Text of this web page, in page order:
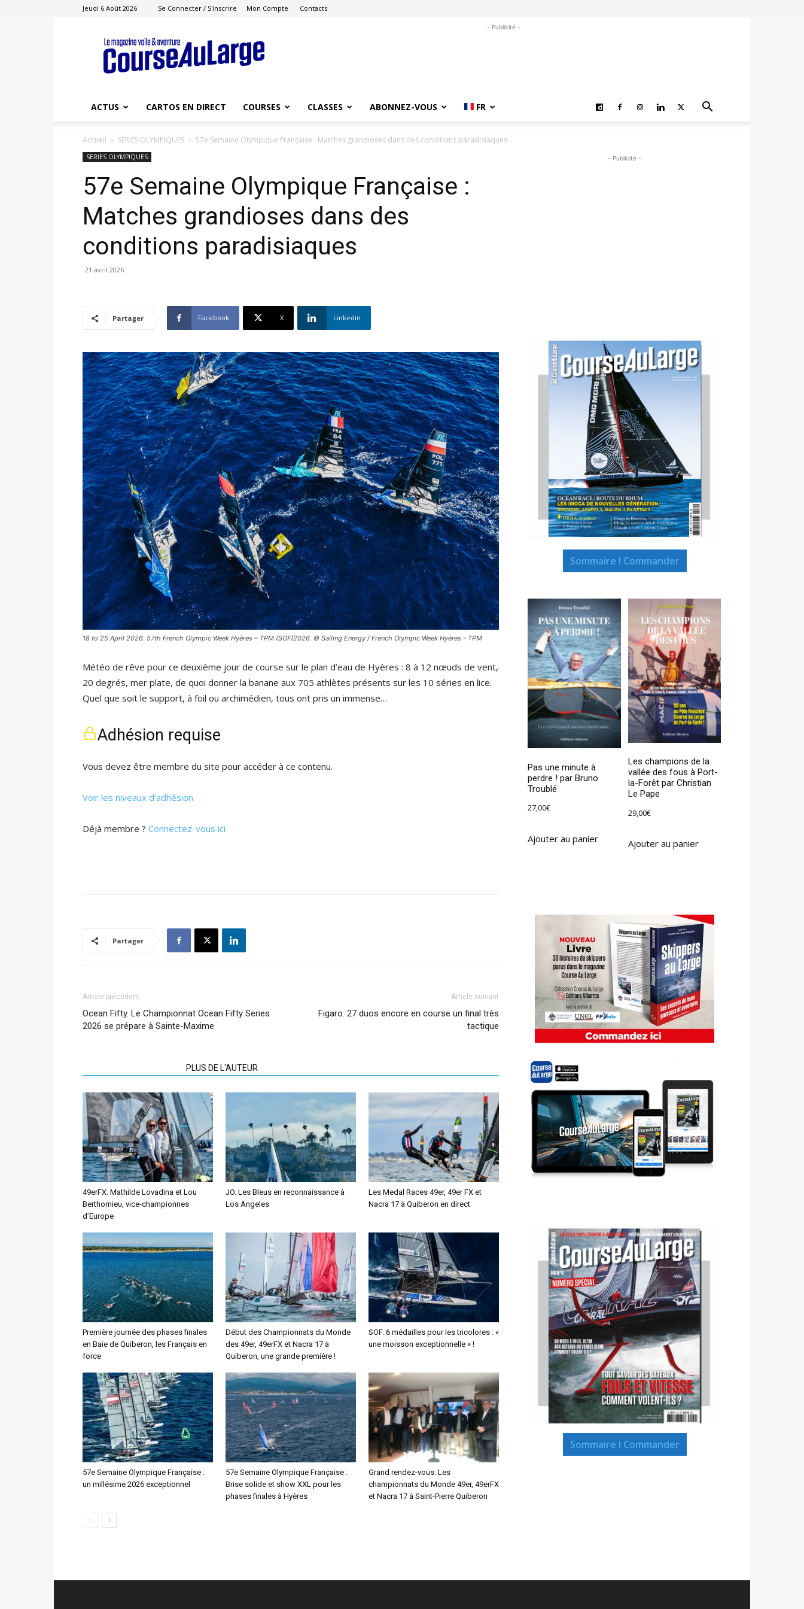
Jeudi 6 Août 2026 Se Connecter / S'inscrire Mon Compte Contacts
Course
au
Large
- Publicité -
ACTUS CARTOS EN DIRECT COURSES CLASSES ABONNEZ-VOUS FR
Accueil SERIES OLYMPIQUES 57e Semaine Olympique Française : Matches grandioses dans des conditions paradisiaques
SERIES OLYMPIQUES
57e Semaine Olympique Française :
Matches grandioses dans des
conditions paradisiaques
21 avril 2026
Partager Facebook X Linkedin
18 to 25 April 2026. 57th French Olympic Week Hyères – TPM (SOF)2026. © Sailing Energy / French Olympic Week Hyères - TPM
Météo de rêve pour ce deuxième jour de course sur le plan d’eau de Hyères : 8 à 12 nœuds de vent,
20 degrés, mer plate, de quoi donner la banane aux 705 athlètes présents sur les 10 séries en lice.
Quel que soit le support, à foil ou archimédien, tous ont pris un immense…
Adhésion requise
Vous devez être membre du site pour accéder à ce contenu.
Voir les niveaux d’adhésion
Déjà membre ? Connectez-vous ici
Partager
Article précédent
Ocean Fifty. Le Championnat Ocean Fifty Series
2026 se prépare à Sainte-Maxime
Article suivant
Figaro. 27 duos encore en course un final très
tactique
PLUS DE L'AUTEUR
49erFX. Mathilde Lovadina et Lou
Berthomieu, vice-championnes
d’Europe
JO. Les Bleus en reconnaissance à
Los Angeles
Les Medal Races 49er, 49er FX et
Nacra 17 à Quiberon en direct
Première journée des phases finales
en Baie de Quiberon, les Français en
force
Début des Championnats du Monde
des 49er, 49erFX et Nacra 17 à
Quiberon, une grande première !
SOF. 6 médailles pour les tricolores : «
une moisson exceptionnelle » !
57e Semaine Olympique Française :
un millésime 2026 exceptionnel
57e Semaine Olympique Française :
Brise solide et show XXL pour les
phases finales à Hyères
Grand rendez-vous. Les
championnats du Monde 49er, 49erFX
et Nacra 17 à Saint-Pierre Quiberon
- Publicité -
Sommaire I Commander
Pas une minute à
perdre ! par Bruno
Troublé
27,00€
Ajouter au panier
Les champions de la
vallée des fous à Port-
la-Forêt par Christian
Le Pape
29,00€
Ajouter au panier
Sommaire I Commander